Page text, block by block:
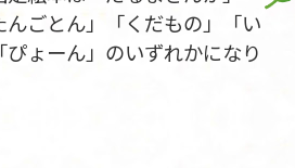
んごとん」「くだもの」「い
ょーん」のいずれかになり